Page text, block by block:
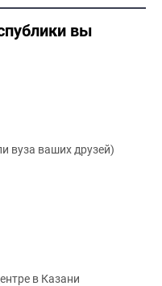
вы
вуза ваших друзей)
в Казани